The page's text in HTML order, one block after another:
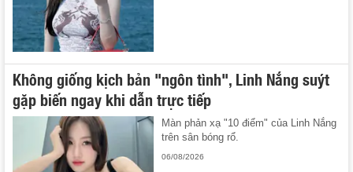
Không giống kịch bản "ngôn tình", Linh Nắng suýt
gặp biến ngay khi dẫn trực tiếp
Màn phản xạ "10 điểm" của Linh Nắng
trên sân bóng rổ.
06/08/2026